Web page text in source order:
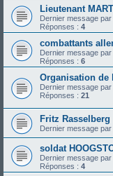
Lieutenant
Dernier message par
Réponses : 4
combattants
Dernier message par
Réponses : 6
Organisation de
Dernier message par
Réponses : 21
Fritz
Dernier message par
soldat
Dernier message par
Réponses : 4